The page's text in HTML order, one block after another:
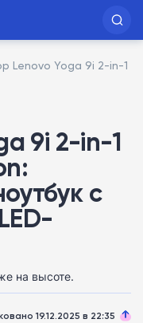
Lenovo Yoga 9i 2-in-1
9i 2-in-1
с
на высоте.
19.12.2025 в 22:35